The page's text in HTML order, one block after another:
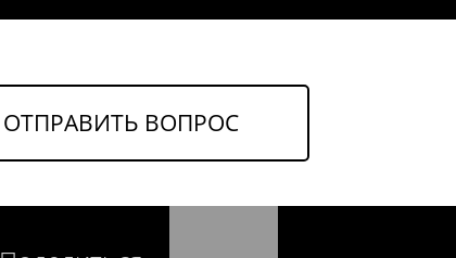
ОТПРАВИТЬ ВОПРОС